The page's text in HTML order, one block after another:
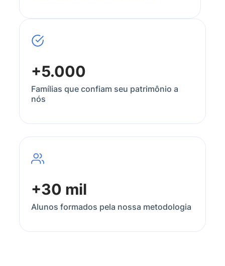
+5.000
Famílias que confiam seu patrimônio a
nós
+30 mil
Alunos formados pela nossa metodologia